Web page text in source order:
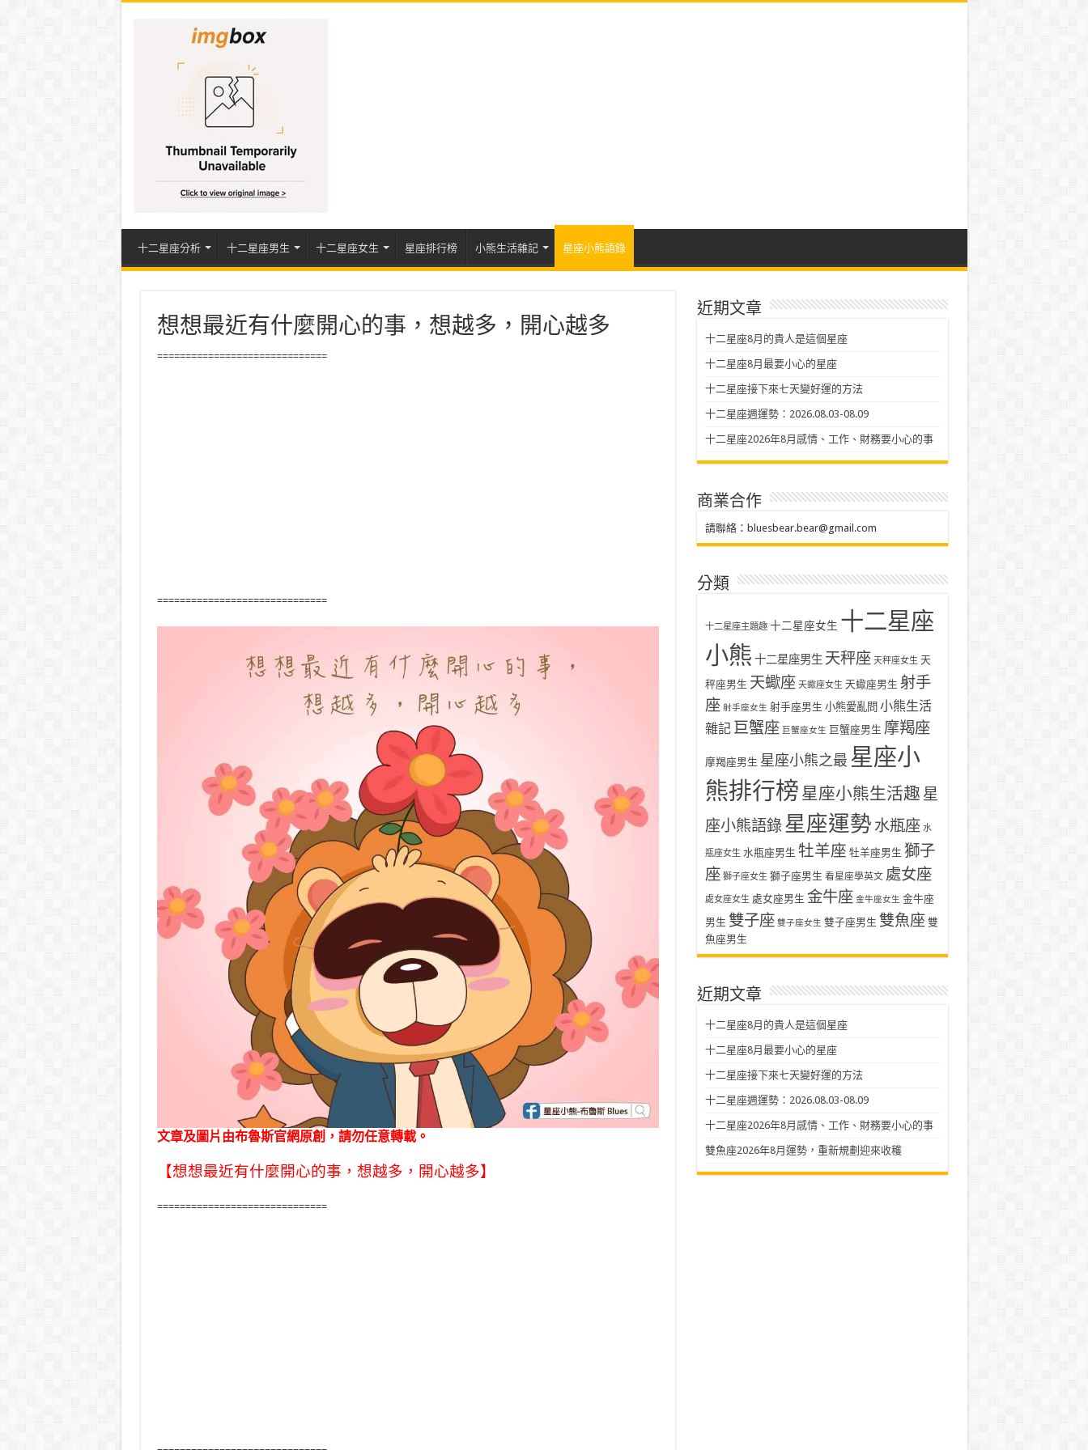
十二星座分析 十二星座男生 十二星座女生 星座排行榜 小熊生活雜記 星座小熊語錄
想想最近有什麼開心的事，想越多，開心越多
==============================
==============================
文章及圖片由布魯斯官網原創，請勿任意轉載。
【想想最近有什麼開心的事，想越多，開心越多】
==============================
近期文章
十二星座8月的貴人是這個星座
十二星座8月最要小心的星座
十二星座接下來七天變好運的方法
十二星座週運勢：2026.08.03-08.09
十二星座2026年8月感情、工作、財務要小心的事
商業合作
請聯絡： bluesbear.bear@gmail.com
分類
十二星座主題趣 十二星座女生 十二星座
小熊 十二星座男生 天秤座 天秤座女生 天
秤座男生 天蠍座 天蠍座女生 天蠍座男生 射手
座 射手座女生 射手座男生 小熊愛亂問 小熊生活
雜記 巨蟹座 巨蟹座女生 巨蟹座男生 摩羯座
摩羯座男生 星座小熊之最 星座小
熊排行榜 星座小熊生活趣 星
座小熊語錄星座運勢 水瓶座 水
瓶座女生 水瓶座男生 牡羊座 牡羊座男生 獅子
座 獅子座女生 獅子座男生 看星座學英文 處女座
處女座女生 處女座男生 金牛座 金牛座女生 金牛座
男生 雙子座 雙子座女生 雙子座男生 雙魚座 雙
魚座男生
近期文章
十二星座8月的貴人是這個星座
十二星座8月最要小心的星座
十二星座接下來七天變好運的方法
十二星座週運勢：2026.08.03-08.09
十二星座2026年8月感情、工作、財務要小心的事
雙魚座2026年8月運勢，重新規劃迎來收穫